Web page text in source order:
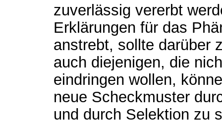
zuverlässig vererbt
Erklärungen für das
anstrebt, sollte darüber
auch diejenigen, die
eindringen wollen,
neue Scheckmuster
und durch Selektion zu